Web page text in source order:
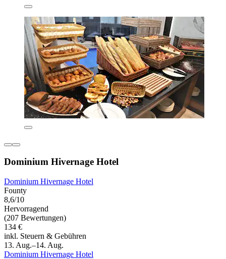
Dominium Hivernage Hotel
Dominium Hivernage Hotel
Founty
8,6/10
Hervorragend
(207 Bewertungen)
134 €
inkl. Steuern & Gebühren
13. Aug.–14. Aug.
Dominium Hivernage Hotel